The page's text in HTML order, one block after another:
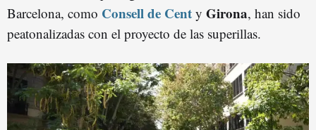
Barcelona, como Consell de Cent y Girona, han sido
peatonalizadas con el proyecto de las superillas.